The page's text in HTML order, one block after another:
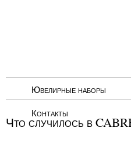
Ювелирные наборы
Контакты
Что случилось в